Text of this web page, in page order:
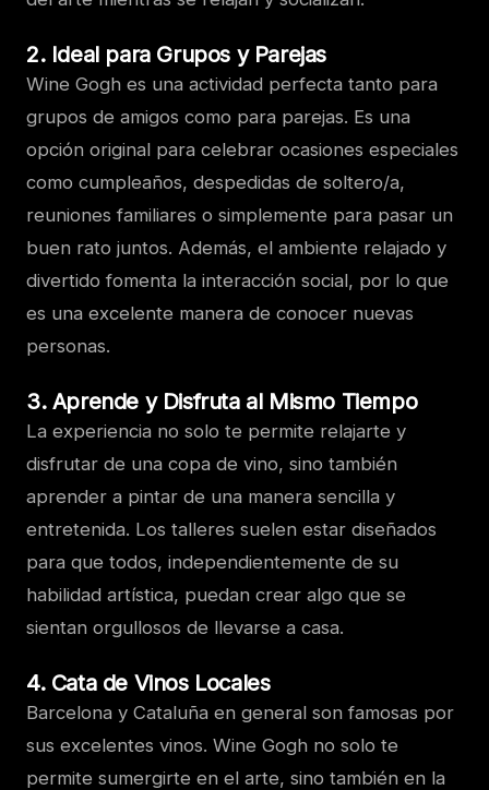
2. Ideal para Grupos y Parejas
Wine Gogh es una actividad perfecta tanto para
grupos de amigos como para parejas. Es una
opción original para celebrar ocasiones especiales
como cumpleaños, despedidas de soltero/a,
reuniones familiares o simplemente para pasar un
buen rato juntos. Además, el ambiente relajado y
divertido fomenta la interacción social, por lo que
es una excelente manera de conocer nuevas
personas.
3. Aprende y Disfruta al Mismo Tiempo
La experiencia no solo te permite relajarte y
disfrutar de una copa de vino, sino también
aprender a pintar de una manera sencilla y
entretenida. Los talleres suelen estar diseñados
para que todos, independientemente de su
habilidad artística, puedan crear algo que se
sientan orgullosos de llevarse a casa.
4. Cata de Vinos Locales
Barcelona y Cataluña en general son famosas por
sus excelentes vinos. Wine Gogh no solo te
permite sumergirte en el arte, sino también en la